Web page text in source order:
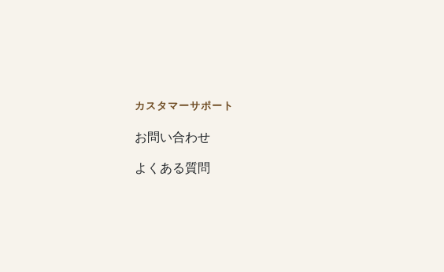
カスタマーサポート
お問い合わせ
よくある質問